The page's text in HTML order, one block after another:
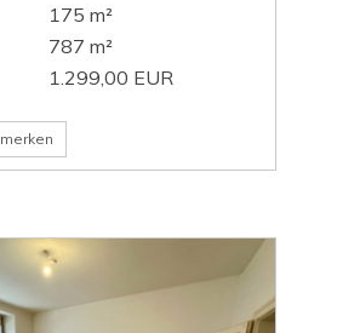
175 m²
787 m²
1.299,00 EUR
merken